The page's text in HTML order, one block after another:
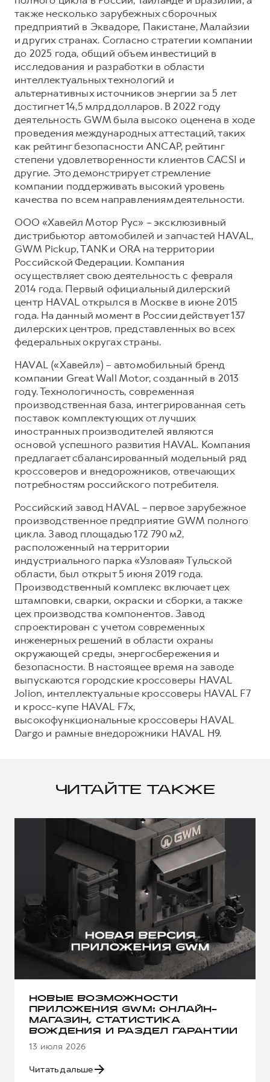
также несколько зарубежных сборочных
предприятий в Эквадоре, Пакистане, Малайзии
и других странах. Согласно стратегии компании
до 2025 года, общий объем инвестиций в
исследования и разработки в области
интеллектуальных технологий и
альтернативных источников энергии за 5 лет
достигнет 14,5 млрд долларов. В 2022 году
деятельность GWM была высоко оценена в ходе
проведения международных аттестаций, таких
как рейтинг безопасности ANCAP, рейтинг
степени удовлетворенности клиентов CACSI и
другие. Это демонстрирует стремление
компании поддерживать высокий уровень
качества по всем направлениям деятельности.
ООО «Хавейл Мотор Рус» – эксклюзивный
дистрибьютор автомобилей и запчастей HAVAL,
GWM Pickup, TANK и ORA на территории
Российской Федерации. Компания
осуществляет свою деятельность с февраля
2014 года. Первый официальный дилерский
центр HAVAL открылся в Москве в июне 2015
года. На данный момент в России действует 137
дилерских центров, представленных во всех
федеральных округах страны.
HAVAL («Хавейл») – автомобильный бренд
компании Great Wall Motor, созданный в 2013
году. Технологичность, современная
производственная база, интегрированная сеть
поставок комплектующих от лучших
иностранных производителей являются
основой успешного развития HAVAL. Компания
предлагает сбалансированный модельный ряд
кроссоверов и внедорожников, отвечающих
потребностям российского потребителя.
Российский завод HAVAL – первое зарубежное
производственное предприятие GWM полного
цикла. Завод площадью 172 790 м2,
расположенный на территории
индустриального парка «Узловая» Тульской
области, был открыт 5 июня 2019 года.
Производственный комплекс включает цех
штамповки, сварки, окраски и сборки, а также
цех производства компонентов. Завод
спроектирован с учетом современных
инженерных решений в области охраны
окружающей среды, энергосбережения и
безопасности. В настоящее время на заводе
выпускаются городские кроссоверы HAVAL
Jolion, интеллектуальные кроссоверы HAVAL F7
и кросс-купе HAVAL F7x,
высокофункциональные кроссоверы HAVAL
Dargo и рамные внедорожники HAVAL H9.
ЧИТАЙТЕ ТАКЖЕ
НОВЫЕ ВОЗМОЖНОСТИ
ПРИЛОЖЕНИЯ GWM: ОНЛАЙН-
МАГАЗИН, СТАТИСТИКА
ВОЖДЕНИЯ И РАЗДЕЛ ГАРАНТИИ
13 июля 2026
Читать дальше